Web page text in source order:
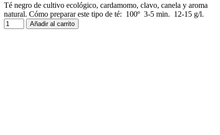
Té negro de cultivo ecológico, cardamomo, clavo, canela y aroma
natural. Cómo preparar este tipo de té: 100º 3-5 min. 12-15 g/l.
Añadir al carrito